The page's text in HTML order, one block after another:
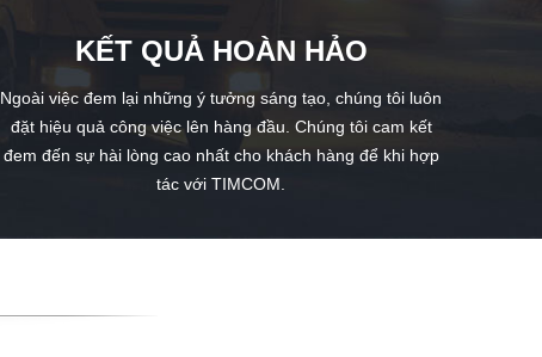
KẾT QUẢ HOÀN HẢO
Ngoài việc đem lại những ý tưởng sáng tạo, chúng tôi luôn
đặt hiệu quả công việc lên hàng đầu. Chúng tôi cam kết
đem đến sự hài lòng cao nhất cho khách hàng để khi hợp
tác với TIMCOM.